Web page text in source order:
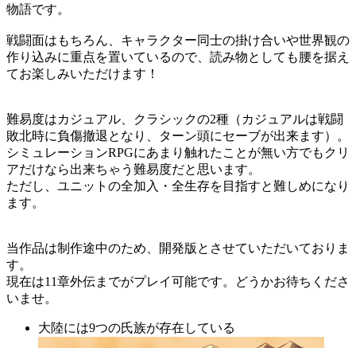
物語です。
戦闘面はもちろん、キャラクター同士の掛け合いや世界観の
作り込みに重点を置いているので、読み物としても腰を据え
てお楽しみいただけます！
難易度はカジュアル、クラシックの2種（カジュアルは戦闘
敗北時に負傷撤退となり、ターン頭にセーブが出来ます）。
シミュレーションRPGにあまり触れたことが無い方でもクリ
アだけなら出来ちゃう難易度だと思います。
ただし、ユニットの全加入・全生存を目指すと難しめになり
ます。
当作品は制作途中のため、開発版とさせていただいておりま
す。
現在は11章外伝までがプレイ可能です。どうかお待ちくださ
いませ。
大陸には9つの氏族が存在している